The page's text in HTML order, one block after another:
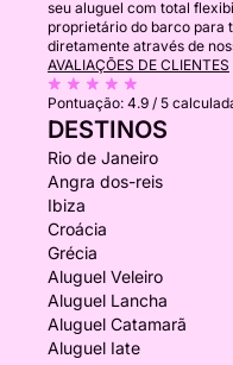
seu aluguel com total
proprietário do barco para
diretamente através de
AVALIAÇÕES DE CLIENTES
Pontuação: 4.9 / 5
DESTINOS
Rio de Janeiro
Angra dos-reis
Ibiza
Croácia
Grécia
Aluguel Veleiro
Aluguel Lancha
Aluguel Catamarã
Aluguel Iate